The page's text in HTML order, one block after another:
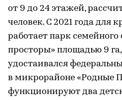
от 9 до 24 этажей,
человек. С 2021 года для
работает парк
просторы» площадью 9
удостаивался
в микрорайоне «Родные
функционируют два